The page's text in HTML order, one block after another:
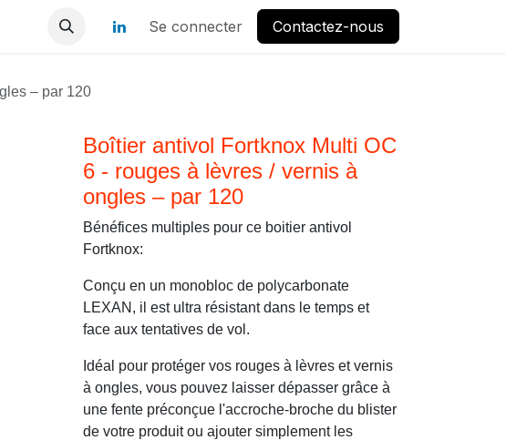
Se connecter Contactez-nous
– par 120
Boîtier antivol Fortknox Multi OC
6 - rouges à lèvres / vernis à
ongles – par 120
Bénéfices multiples pour ce boitier antivol
Fortknox:
Conçu en un monobloc de polycarbonate
LEXAN, il est ultra résistant dans le temps et
face aux tentatives de vol.
Idéal pour protéger vos rouges à lèvres et vernis
à ongles, vous pouvez laisser dépasser grâce à
une fente préconçue l'accroche-broche du blister
de votre produit ou ajouter simplement les